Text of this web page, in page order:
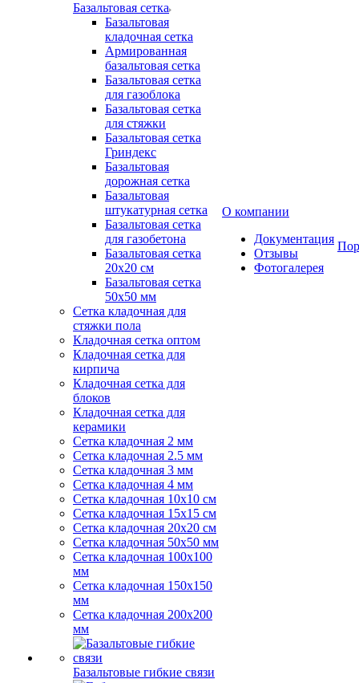
Базальтовая сетка
Базальтовая
кладочная сетка
Армированная
базальтовая сетка
Базальтовая сетка
для газоблока
Базальтовая сетка
для стяжки
Базальтовая сетка
Гриндекс
Базальтовая
дорожная сетка
Базальтовая
штукатурная сетка
Базальтовая сетка
для газобетона
Базальтовая сетка
20x20 см
Базальтовая сетка
50x50 мм
Сетка кладочная для
стяжки пола
Кладочная сетка оптом
Кладочная сетка для
кирпича
Кладочная сетка для
блоков
Кладочная сетка для
керамики
Сетка кладочная 2 мм
Сетка кладочная 2.5 мм
Сетка кладочная 3 мм
Сетка кладочная 4 мм
Сетка кладочная 10x10 см
Сетка кладочная 15x15 см
Сетка кладочная 20x20 см
Сетка кладочная 50x50 мм
Сетка кладочная 100x100
мм
Сетка кладочная 150x150
мм
Сетка кладочная 200x200
мм
Базальтовые гибкие связи
О компании
Документация
Отзывы
Фотогалерея